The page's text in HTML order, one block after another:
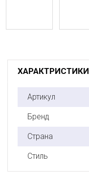
ХАРАКТРИСТИКИ
Артикул
Бренд
Страна
Стиль